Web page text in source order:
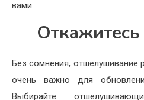
вами.
Откажитесь
Без сомнения, отшелушивание
очень важно для
Выбирайте